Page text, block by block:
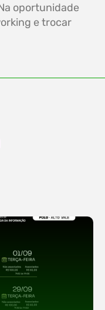
oportunidade
e trocar